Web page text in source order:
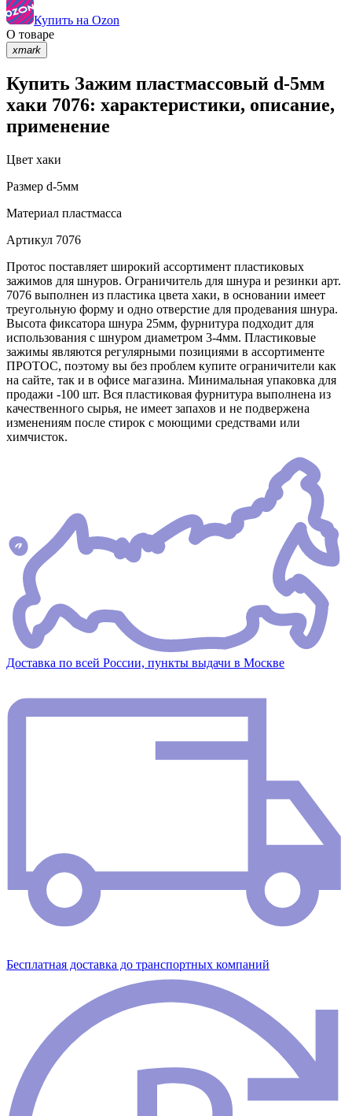
Купить на Ozon
О товаре
xmark
Купить Зажим пластмассовый d-5мм
хаки 7076: характеристики, описание,
применение
Цвет хаки
Размер d-5мм
Материал пластмасса
Артикул 7076
Протос поставляет широкий ассортимент пластиковых
зажимов для шнуров. Ограничитель для шнура и резинки арт.
7076 выполнен из пластика цвета хаки, в основании имеет
треугольную форму и одно отверстие для продевания шнура.
Высота фиксатора шнура 25мм, фурнитура подходит для
использования с шнуром диаметром 3-4мм. Пластиковые
зажимы являются регулярными позициями в ассортименте
ПРОТОС, поэтому вы без проблем купите ограничители как
на сайте, так и в офисе магазина. Минимальная упаковка для
продажи -100 шт. Вся пластиковая фурнитура выполнена из
качественного сырья, не имеет запахов и не подвержена
изменениям после стирок с моющими средствами или
химчисток.
Доставка по всей России, пункты выдачи в Москве
Бесплатная доставка до транспортных компаний